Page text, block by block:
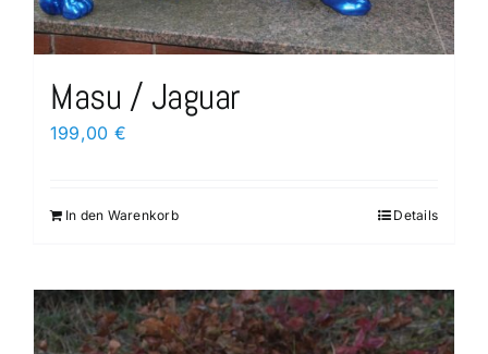
Masu / Jaguar
199,00 €
In den Warenkorb Details